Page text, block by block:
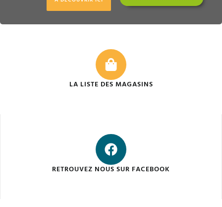
LA LISTE DES MAGASINS
RETROUVEZ NOUS SUR FACEBOOK